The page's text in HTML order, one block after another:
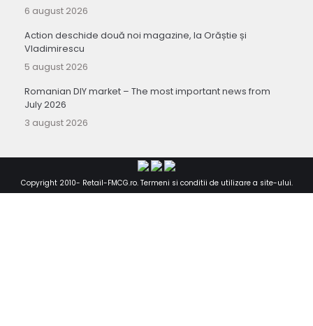
6 august 2026
Action deschide două noi magazine, la Orăștie și
Vladimirescu
5 august 2026
Romanian DIY market – The most important news from
July 2026
3 august 2026
Copyright 2010- Retail-FMCG.ro. Termeni si conditii de utilizare a site-ului.